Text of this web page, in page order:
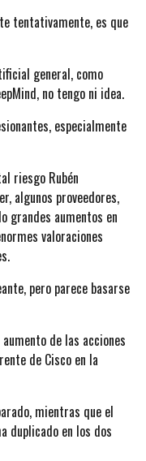
tentativamente, es que
general, como
no tengo ni idea.
especialmente
riesgo Rubén
algunos proveedores,
grandes aumentos en
valoraciones
pero parece basarse
de las acciones
de Cisco en la
mientras que el
duplicado en los dos